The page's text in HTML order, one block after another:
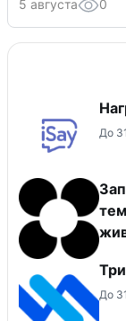
5 августа 0
До
До